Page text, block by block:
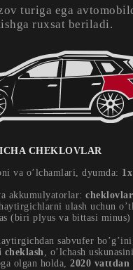
turiga ega
ruxsat beriladi.
CHEKLOVLAR
va o’lchamlari, dyumda:
akkumulyatorlar:
ulash uchun
(biri plyus va bittasi minus)
sabvufer
, o’lchash
olgan holda, 2020 vattdan